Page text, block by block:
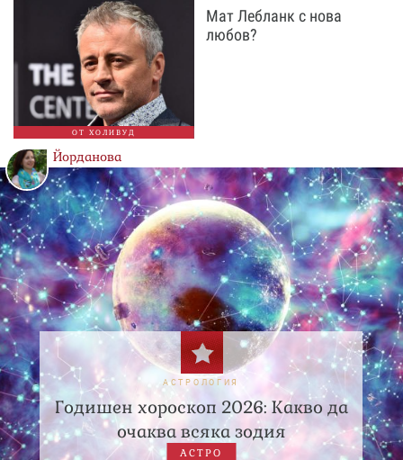
ОТ ХОЛИВУД
Мат Лебланк с нова
любов?
Йорданова
АСТРОЛОГИЯ
Годишен хороскоп 2026: Какво да
очаква всяка зодия
АСТРО